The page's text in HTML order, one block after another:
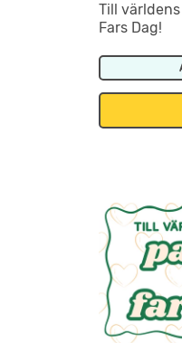
Till
Fars Dag!